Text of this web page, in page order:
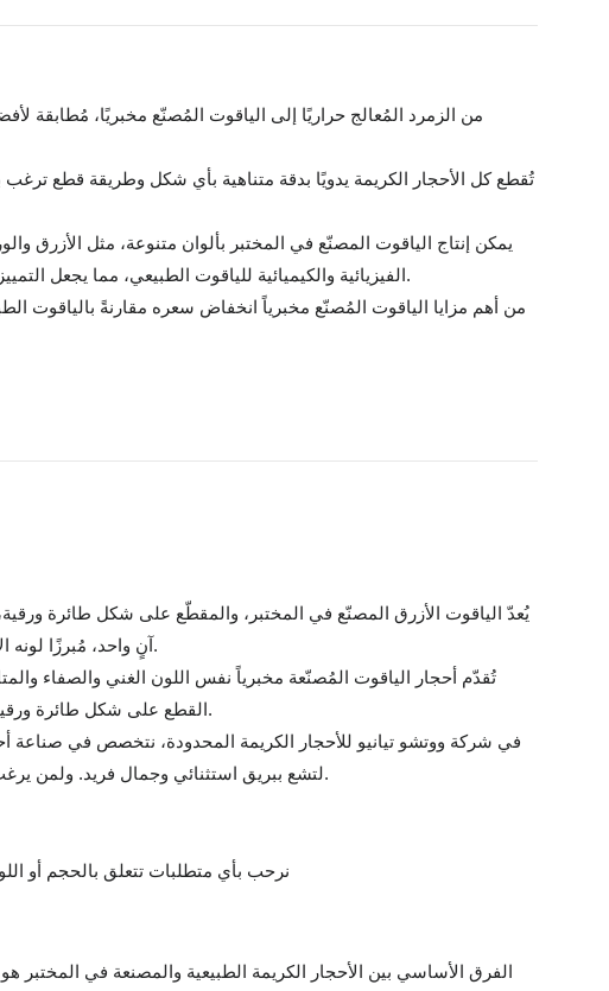
تُقطع كل الأحجار الكريمة يدويًا بدقة متناهية بأي شكل وطريقة قطع
يمكن إنتاج الياقوت المصنّع في المختبر بألوان متنوعة، مثل الأزرق
الفيزيائية والكيميائية للياقوت الطبيعي، مما يجعل التمييز بينهما صعبًا بالعين المجردة. ومع ذلك، يستطيع خبراء الأحجار الكريمة في كثير من الأحيان تحديدها من خلال اختبارات متخصصة.
من أهم مزايا الياقوت المُصنّع مخبرياً انخفاض سعره مقارنةً بالياقوت
يُعدّ الياقوت الأزرق المصنّع في المختبر، والمقطّع على شكل طائرة ورقية،
آنٍ واحد، مُبرزًا لونه الأزرق العميق والدافئ. هذا اللون، الذي يرمز إلى الوفاء والثقة، يُضفي لمسة من الرقي والجمال الخالد على أي قطعة مجوهرات.
تُقدّم أحجار الياقوت المُصنّعة مخبرياً نفس اللون الغني والصفاء
القطع على شكل طائرة ورقية مزيداً من التألق على الحجر، عاكساً الضوء بطريقة ساحرة، مما يجعله خياراً مثالياً لخواتم الخطوبة الفاخرة، والقلائد، والأقراط.
في شركة ووتشو تيانيو للأحجار الكريمة المحدودة، نتخصص في صناعة
لتشع ببريق استثنائي وجمال فريد. ولمن يرغب بإضافة لمسة عصرية إلى حجر كريم كلاسيكي، يُعدّ الياقوت الأزرق المصنّع بتقنية القطع الطائرة الورقية خيارًا مذهلاً ومستدامًا.
نرحب بأي متطلبات تتعلق بالحجم أو
الفرق الأساسي بين الأحجار الكريمة الطبيعية والمصنعة في المختبر